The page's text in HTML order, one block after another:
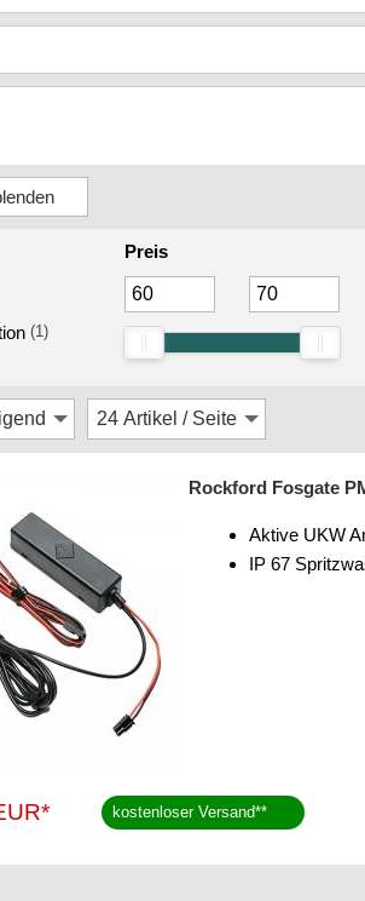
(1)
Preis
Rockford Fosgate
Aktive UKW
IP 67
kostenloser Versand**